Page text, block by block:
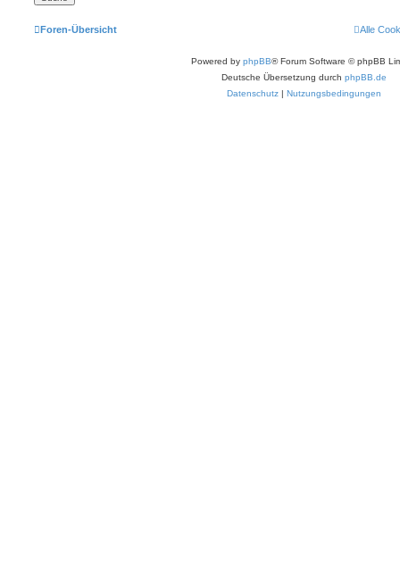
Foren-Übersicht Alle
Powered by phpBB® Forum Software © phpBB
Deutsche Übersetzung durch phpBB.de
Datenschutz | Nutzungsbedingungen